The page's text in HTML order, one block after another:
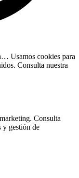
Usamos cookies para
Consulta nuestra
Consulta
y gestión de